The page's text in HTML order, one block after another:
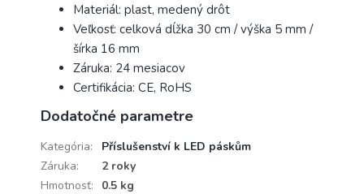
Materiál: plast, medený drôt
Veľkosť: celková dĺžka 30 cm / výška 5 mm /
šírka 16 mm
Záruka: 24 mesiacov
Certifikácia: CE, RoHS
Dodatočné parametre
Kategória:
Příslušenství k LED páskům
Záruka:
2 roky
Hmotnosť:
0.5 kg